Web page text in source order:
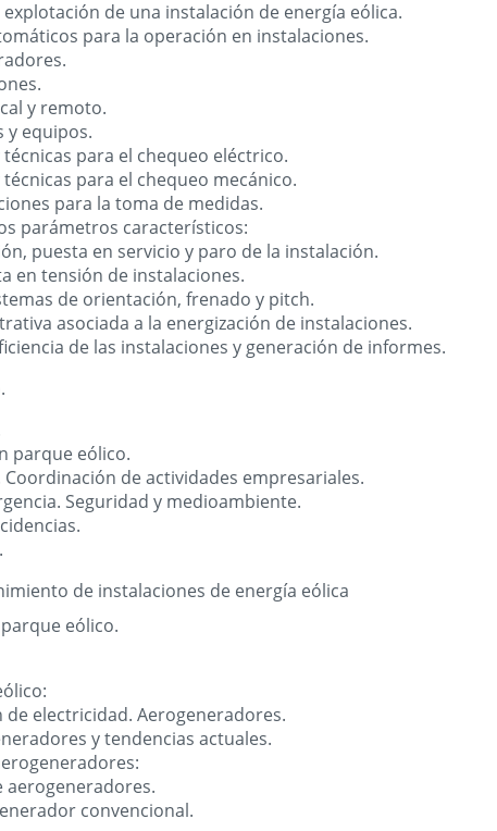
de una instalación de energía eólica.
para la operación en instalaciones.
y remoto.
y equipos.
para el chequeo eléctrico.
para el chequeo mecánico.
para la toma de medidas.
parámetros característicos:
puesta en servicio y paro de la instalación.
en tensión de instalaciones.
de orientación, frenado y pitch.
asociada a la energización de instalaciones.
de las instalaciones y generación de informes.
parque eólico.
de actividades empresariales.
Seguridad y medioambiente.
de instalaciones de energía eólica
eólico.
electricidad. Aerogeneradores.
y tendencias actuales.
aerogeneradores.
convencional.